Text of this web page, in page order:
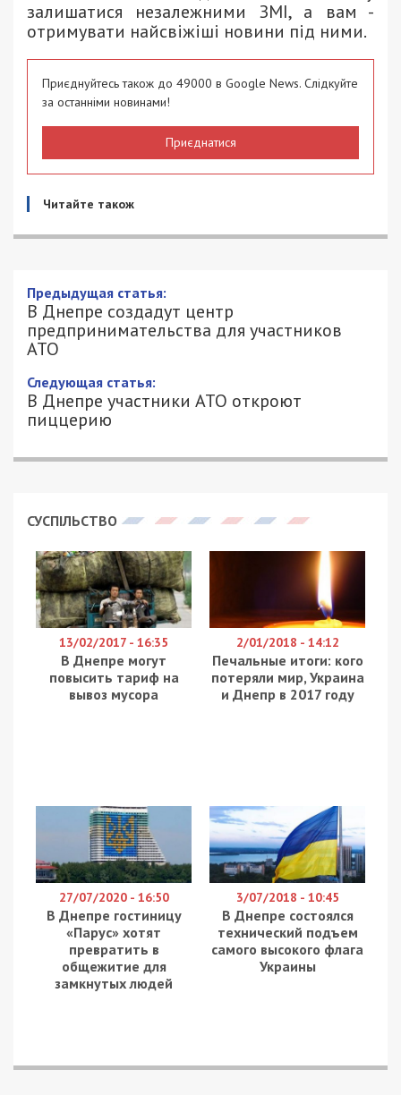
залишатися незалежними ЗМІ, а вам -
отримувати найсвіжіші новини під ними.
Приєднуйтесь також до 49000 в Google News. Слідкуйте
за останніми новинами!
Приєднатися
Читайте також
Предыдущая статья:
В Днепре создадут центр
предпринимательства для участников
АТО
Следующая статья:
В Днепре участники АТО откроют
пиццерию
СУСПІЛЬСТВО
13/02/2017 - 16:35
В Днепре могут
повысить тариф на
вывоз мусора
2/01/2018 - 14:12
Печальные итоги: кого
потеряли мир, Украина
и Днепр в 2017 году
27/07/2020 - 16:50
В Днепре гостиницу
«Парус»‎ хотят
превратить в
общежитие для
замкнутых людей
3/07/2018 - 10:45
В Днепре состоялся
технический подъем
самого высокого флага
Украины